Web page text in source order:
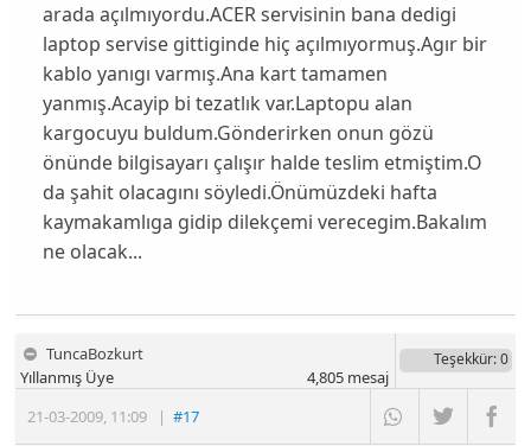
arada açılmıyordu.ACER servisinin bana dedigi
laptop servise gittiginde hiç açılmıyormuş.Agır bir
kablo yanıgı varmış.Ana kart tamamen
yanmış.Acayip bi tezatlık var.Laptopu alan
kargocuyu buldum.Gönderirken onun gözü
önünde bilgisayarı çalışır halde teslim etmiştim.O
da şahit olacagını söyledi.Önümüzdeki hafta
kaymakamlıga gidip dilekçemi verecegim.Bakalım
ne olacak...
TuncaBozkurt
21-03-2009, 11:09 |#17
Yıllanmış Üye
Teşekkür: 0
4,805mesaj